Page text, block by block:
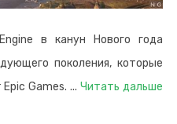
в канун Нового года
поколения, которые
Epic Games....Читать дальше